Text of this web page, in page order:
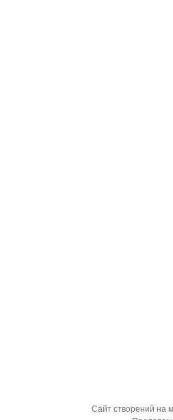
Сайт створений на